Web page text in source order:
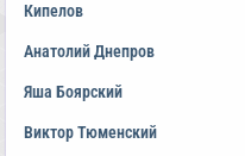
Кипелов
Анатолий Днепров
Яша Боярский
Виктор Тюменский